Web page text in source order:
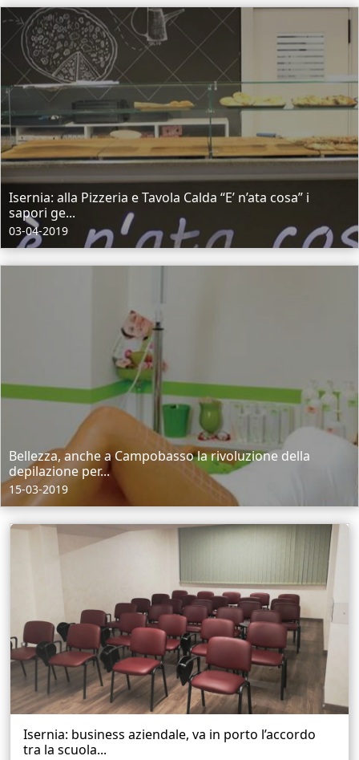
Isernia: alla Pizzeria e Tavola Calda “E’ n’ata cosa” i
sapori ge...
03-04-2019
Bellezza, anche a Campobasso la rivoluzione della
depilazione per...
15-03-2019
Isernia: business aziendale, va in porto l’accordo
tra la scuola...